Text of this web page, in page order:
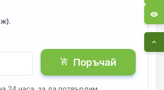
.
shopping_cart_checkout Поръчай
visibility
expand_less